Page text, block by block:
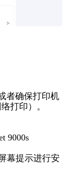
者确保打印机
打印）。
9000s
幕提示进行安